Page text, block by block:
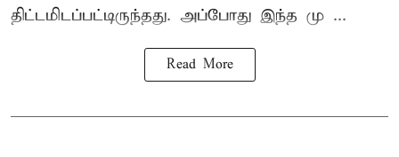
திட்டமிடப்பட்டிருந்தது. அப்போது இந்த மு ...
Read More